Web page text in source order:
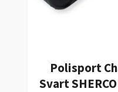
Polisport
Svart